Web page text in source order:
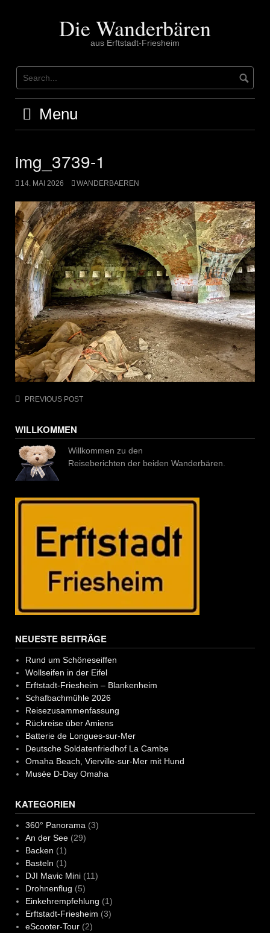
Die Wanderbären
aus Erftstadt-Friesheim
Menu
img_3739-1
14. MAI 2026 WANDERBAEREN
PostPREVIOUS POST
WILLKOMMEN
Willkommen zu den
Reiseberichten der beiden Wanderbären.
NEUESTE BEITRÄGE
Rund um Schöneseiffen
Wollseifen in der Eifel
Erftstadt-Friesheim – Blankenheim
Schafbachmühle 2026
Reisezusammenfassung
Rückreise über Amiens
Batterie de Longues-sur-Mer
Deutsche Soldatenfriedhof La Cambe
Omaha Beach, Vierville-sur-Mer mit Hund
Musée D-Day Omaha
KATEGORIEN
360° Panorama (3)
An der See(29)
Backen (1)
Basteln (1)
DJI Mavic Mini(11)
Drohnenflug (5)
Einkehrempfehlung (1)
Erftstadt-Friesheim (3)
eScooter-Tour(2)